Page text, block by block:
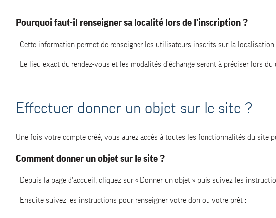
Pourquoi faut-il renseigner sa localité lors de l'inscription ?
Cette information permet de renseigner les utilisateurs inscrits sur la localisation
Le lieu exact du rendez-vous et les modalités d'échange seront à préciser lors
Effectuer donner un objet sur le site ?
Une fois votre compte créé, vous aurez accès à toutes les fonctionnalités du site
Comment donner un objet sur le site ?
Depuis la page d'accueil, cliquez sur « Donner un objet » puis suivez les
Ensuite suivez les instructions pour renseigner votre don ou votre prêt :